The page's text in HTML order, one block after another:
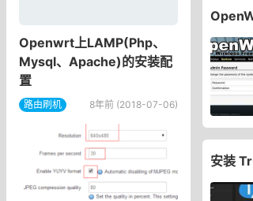
Openwrt上LAMP(Php、
Mysql、Apache)的安装配
置
路由刷机 8年前 (2018-07-06)
安装